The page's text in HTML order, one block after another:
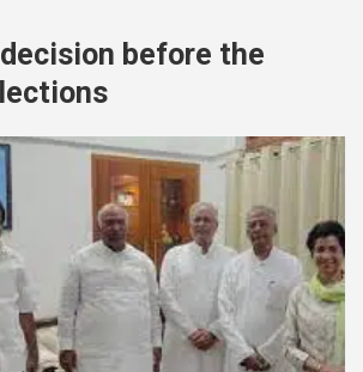
decision before the